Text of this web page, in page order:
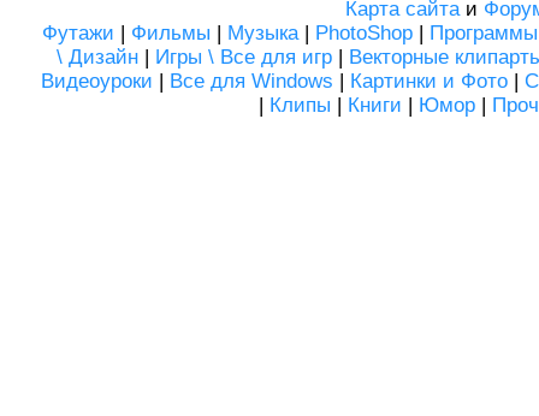
Карта сайтаи
Футажи | Фильмы | Музыка| PhotoShop | Программы
\ Дизайн | Игры \ Все для игр | Векторные
Видеоуроки | Все для Windows | Картинки и Фото|
| Клипы | Книги | Юмор |